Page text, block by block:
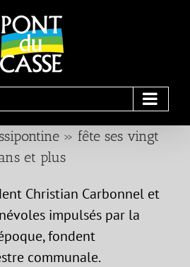
» fête ses vingt
et plus
Christian Carbonnel et
impulsés par la
fondent
communale.